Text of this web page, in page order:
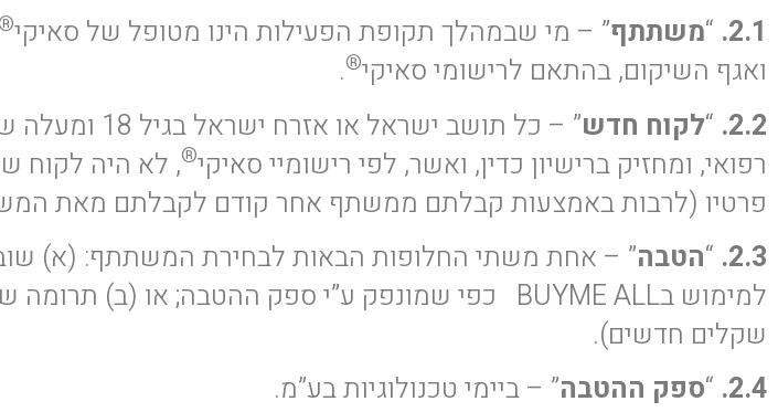
2.1.
“משתתף” – מי שבמהלך תקופת הפעילות הינו מטופל של סאיקי
ואגף השיקום, בהתאם לרישומי סאיקי®
.
2.2.
“לקוח חדש
” – כל תושב
רפואי, ומחזיק ברישיון כדין, ואשר, לפי רישומיי סאיקי®, לא היה לקוח
פרטיו (לרבות באמצעות קבלתם ממשתף אחר קודם לקבלתם מאת
2.3.
“הטבה” – אחת משתי החלופות הבאות לבחירת המשתתף: (א)
למימוש בBUYME ALL כפי שמונפק ע”י ספק ההטבה; או (ב) תרומה שסאיקי
שקלים חדשים).
2.4.
“ספק ההטבה” – ביימי טכנולוגיות בע”מ.